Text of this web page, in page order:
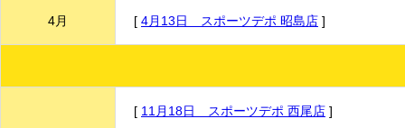
4月 [ 4月13日 スポーツデポ 昭島店 ]
[ 11月18日 スポーツデポ 西尾店 ]